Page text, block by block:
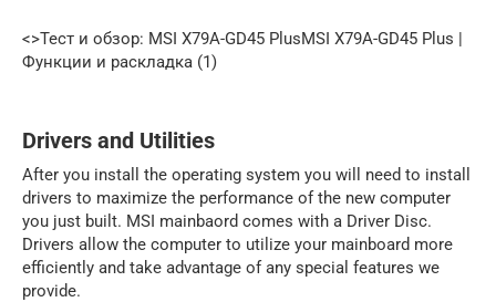
<>Тест и обзор: MSI X79A-GD45 PlusMSI X79A-GD45 Plus |
Функции и раскладка (1)
Drivers and Utilities
After you install the operating system you will need to install
drivers to maximize the performance of the new computer
you just built. MSI mainbaord comes with a Driver Disc.
Drivers allow the computer to utilize your mainboard more
efficiently and take advantage of any special features we
provide.